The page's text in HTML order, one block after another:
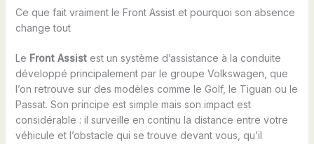
Ce que fait vraiment le Front Assist et pourquoi son absence
change tout
Le Front Assistest un système d’assistance à la conduite
développé principalement par le groupe Volkswagen, que
l’on retrouve sur des modèles comme le Golf, le Tiguan ou le
Passat. Son principe est simple mais son impact est
considérable : il surveille en continu la distance entre votre
véhicule et l’obstacle qui se trouve devant vous, qu’il